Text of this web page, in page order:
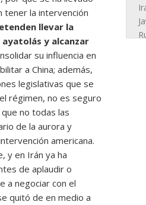
tener la intervención
llevar la
ayatolás y alcanzar
su influencia en
a China; además,
legislativas que se
régimen, no es seguro
no todas las
de la aurora y
americana.
y en Irán ya ha
de aplaudir o
a negociar con el
quitó de en medio a